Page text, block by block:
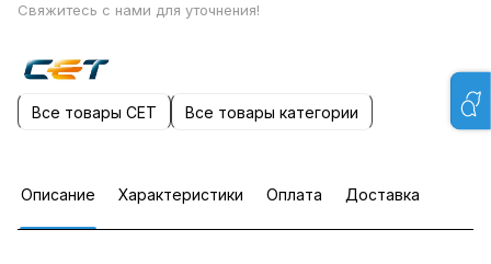
Свяжитесь с нами для уточнения!
Все товары CET Все товары категории
Описание Характеристики Оплата Доставка